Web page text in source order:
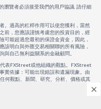
瀏覽者必須接受我們的用戶協議. 請仔細
。過高的杠桿作用可以使您獲利，當然
前，您應該謹慎考慮您的投資目的，經
能超過您最初的保證金資金，因此，
明白與外匯交易相關聯的所有風險，
與自己無利益關系的金融顧問。
表FXStreet或他組織的觀點。FXStreet
實依據：可能出現錯誤和遺漏現象。由
何觀點、新聞、研究、分析、價格或其